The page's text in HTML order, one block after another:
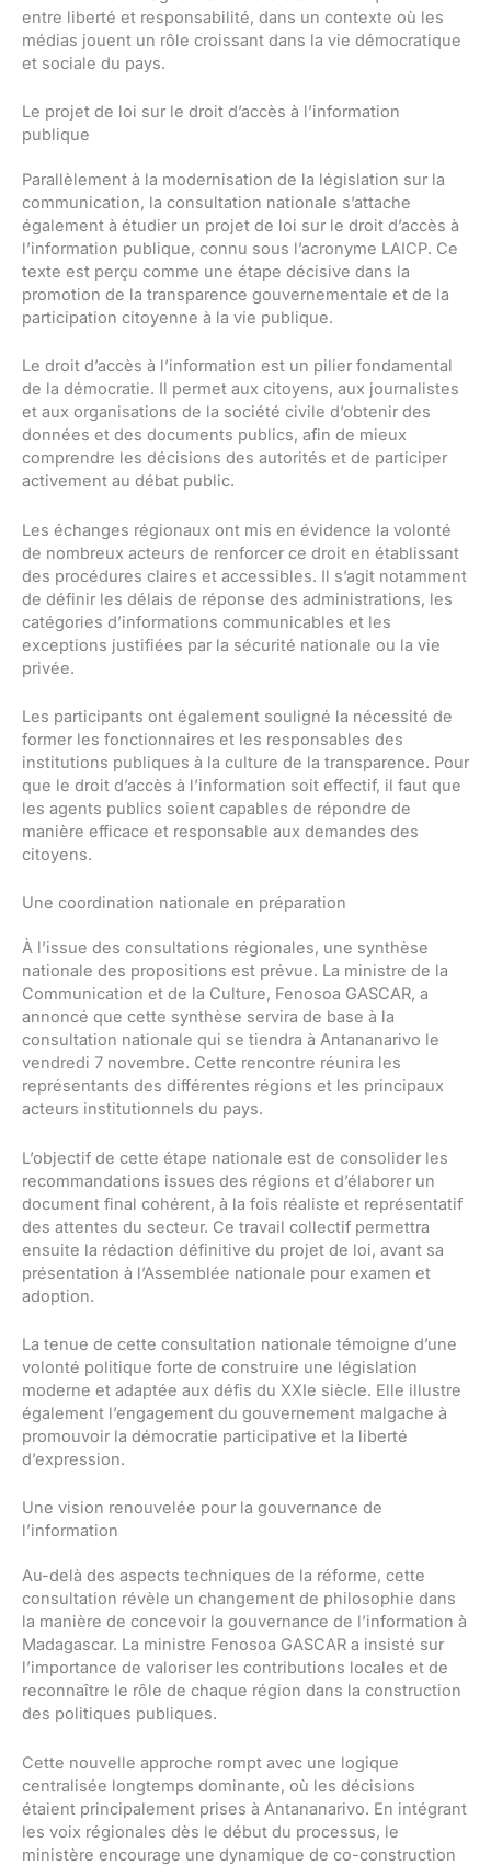
entre liberté et responsabilité, dans un contexte où les
médias jouent un rôle croissant dans la vie démocratique
et sociale du pays.
Le projet de loi sur le droit d’accès à l’information
publique
Parallèlement à la modernisation de la législation sur la
communication, la consultation nationale s’attache
également à étudier un projet de loi sur le droit d’accès à
l’information publique, connu sous l’acronyme LAICP. Ce
texte est perçu comme une étape décisive dans la
promotion de la transparence gouvernementale et de la
participation citoyenne à la vie publique.
Le droit d’accès à l’information est un pilier fondamental
de la démocratie. Il permet aux citoyens, aux journalistes
et aux organisations de la société civile d’obtenir des
données et des documents publics, afin de mieux
comprendre les décisions des autorités et de participer
activement au débat public.
Les échanges régionaux ont mis en évidence la volonté
de nombreux acteurs de renforcer ce droit en établissant
des procédures claires et accessibles. Il s’agit notamment
de définir les délais de réponse des administrations, les
catégories d’informations communicables et les
exceptions justifiées par la sécurité nationale ou la vie
privée.
Les participants ont également souligné la nécessité de
former les fonctionnaires et les responsables des
institutions publiques à la culture de la transparence. Pour
que le droit d’accès à l’information soit effectif, il faut que
les agents publics soient capables de répondre de
manière efficace et responsable aux demandes des
citoyens.
Une coordination nationale en préparation
À l’issue des consultations régionales, une synthèse
nationale des propositions est prévue. La ministre de la
Communication et de la Culture, Fenosoa GASCAR, a
annoncé que cette synthèse servira de base à la
consultation nationale qui se tiendra à Antananarivo le
vendredi 7 novembre. Cette rencontre réunira les
représentants des différentes régions et les principaux
acteurs institutionnels du pays.
L’objectif de cette étape nationale est de consolider les
recommandations issues des régions et d’élaborer un
document final cohérent, à la fois réaliste et représentatif
des attentes du secteur. Ce travail collectif permettra
ensuite la rédaction définitive du projet de loi, avant sa
présentation à l’Assemblée nationale pour examen et
adoption.
La tenue de cette consultation nationale témoigne d’une
volonté politique forte de construire une législation
moderne et adaptée aux défis du XXIe siècle. Elle illustre
également l’engagement du gouvernement malgache à
promouvoir la démocratie participative et la liberté
d’expression.
Une vision renouvelée pour la gouvernance de
l’information
Au-delà des aspects techniques de la réforme, cette
consultation révèle un changement de philosophie dans
la manière de concevoir la gouvernance de l’information à
Madagascar. La ministre Fenosoa GASCAR a insisté sur
l’importance de valoriser les contributions locales et de
reconnaître le rôle de chaque région dans la construction
des politiques publiques.
Cette nouvelle approche rompt avec une logique
centralisée longtemps dominante, où les décisions
étaient principalement prises à Antananarivo. En intégrant
les voix régionales dès le début du processus, le
ministère encourage une dynamique de co-construction